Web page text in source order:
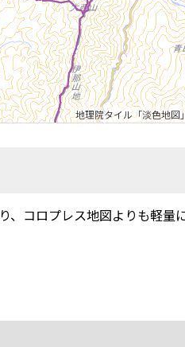
地理院タイル「淡色地図
、コロプレス地図よりも軽量